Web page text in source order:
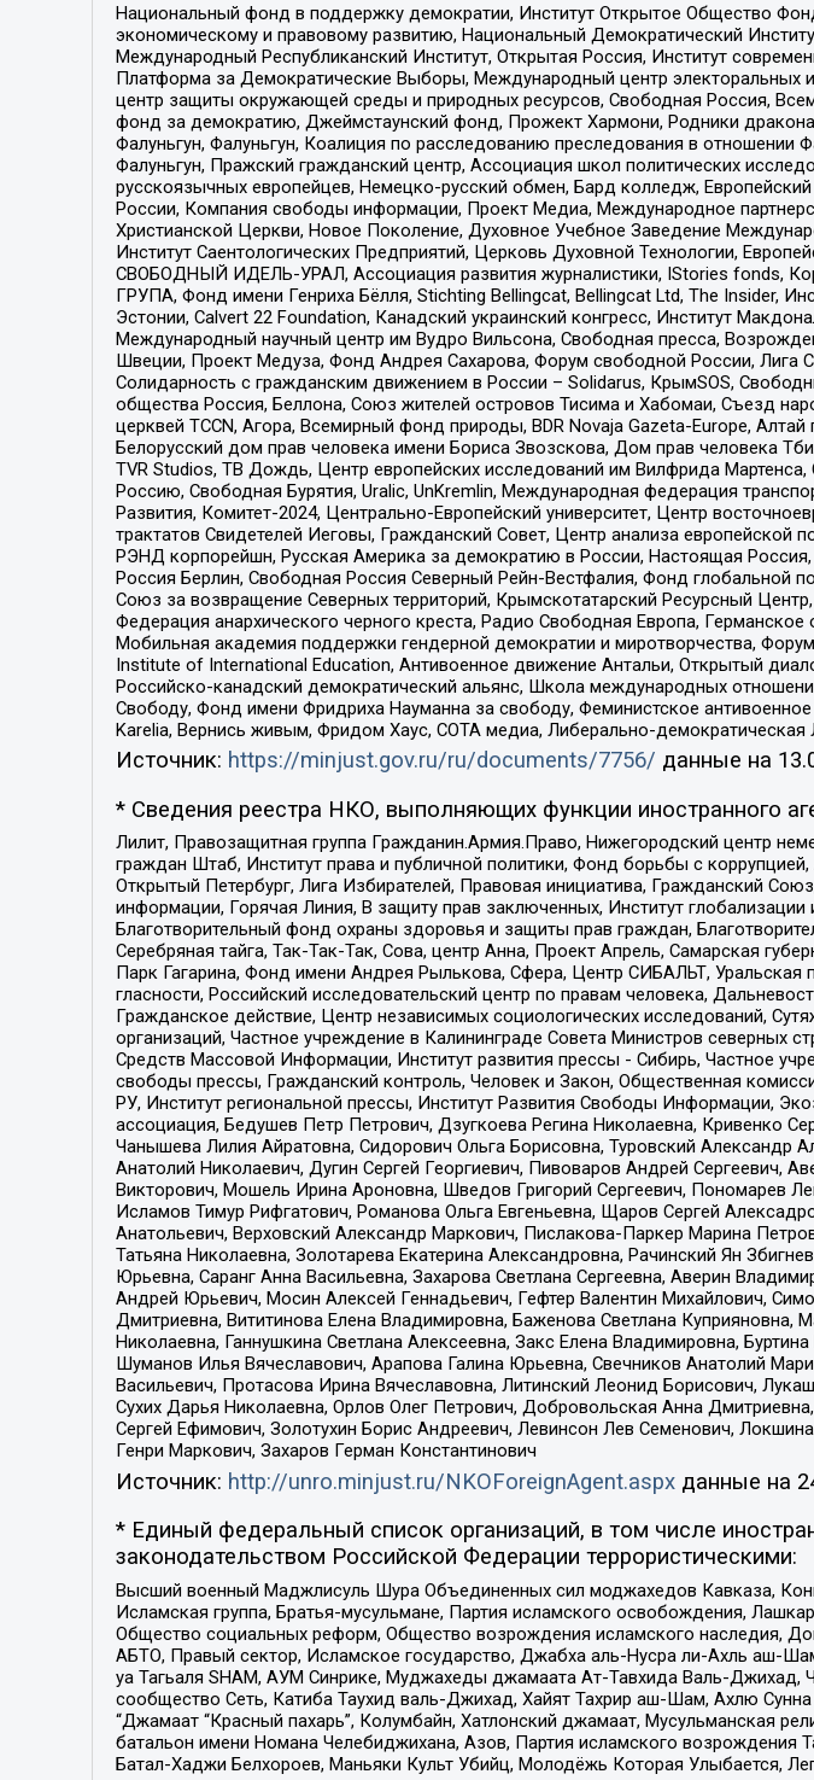
Национальный фонд в поддержку демократии, Институт Открытое Общество
экономическому и правовому развитию, Национальный Демократический
Международный Республиканский Институт, Открытая Россия, Институт
Платформа за Демократические Выборы, Международный центр
центр защиты окружающей среды и природных ресурсов, Свободная Россия,
фонд за демократию, Джеймстаунский фонд, Прожект Хармони, Родники
Фалуньгун, Фалуньгун, Коалиция по расследованию преследования в отношении
Фалуньгун, Пражский гражданский центр, Ассоциация школ политических
русскоязычных европейцев, Немецко-русский обмен, Бард колледж,
России, Компания свободы информации, Проект Медиа, Международное
Христианской Церкви, Новое Поколение, Духовное Учебное Заведение
Институт Саентологических Предприятий, Церковь Духовной Технологии,
СВОБОДНЫЙ ИДЕЛЬ-УРАЛ, Ассоциация развития журналистики, IStories fonds,
ГРУПА, Фонд имени Генриха Бёлля, Stichting Bellingcat, Bellingcat Ltd, The Insider,
Эстонии, Calvert 22 Foundation, Канадский украинский конгресс, Институт
Международный научный центр им Вудро Вильсона, Свободная пресса,
Швеции, Проект Медуза, Фонд Андрея Сахарова, Форум свободной России,
Солидарность с гражданским движением в России – Solidarus, КрымSOS,
общества Россия, Беллона, Союз жителей островов Тисима и Хабомаи, Съезд
церквей TCCN, Агора, Всемирный фонд природы, BDR Novaja Gazeta-Europe,
Белорусский дом прав человека имени Бориса Звозскова, Дом прав человека
TVR Studios, ТВ Дождь, Центр европейских исследований им Вилфрида
Россию, Свободная Бурятия, Uralic, UnKremlin, Международная федерация
Развития, Комитет-2024, Центрально-Европейский университет, Центр
трактатов Свидетелей Иеговы, Гражданский Совет, Центр анализа европейской
РЭНД корпорейшн, Русская Америка за демократию в России, Настоящая
Россия Берлин, Свободная Россия Северный Рейн-Вестфалия, Фонд глобальной
Союз за возвращение Северных территорий, Крымскотатарский Ресурсный
Федерация анархического черного креста, Радио Свободная Европа,
Мобильная академия поддержки гендерной демократии и миротворчества,
Institute of International Education, Антивоенное движение Антальи, Открытый
Российско-канадский демократический альянс, Школа международных
Свободу, Фонд имени Фридриха Науманна за свободу, Феминистское
Karelia, Вернись живым, Фридом Хаус, СОТА медиа, Либерально-демократическая
Источник: https://minjust.gov.ru/ru/documents/7756/ данные на
* Сведения реестра НКО, выполняющих функции иностранного
Лилит, Правозащитная группа Гражданин.Армия.Право, Нижегородский центр
граждан Штаб, Институт права и публичной политики, Фонд борьбы с
Открытый Петербург, Лига Избирателей, Правовая инициатива, Гражданский
информации, Горячая Линия, В защиту прав заключенных, Институт
Благотворительный фонд охраны здоровья и защиты прав граждан,
Серебряная тайга, Так-Так-Так, Сова, центр Анна, Проект Апрель, Самарская
Парк Гагарина, Фонд имени Андрея Рылькова, Сфера, Центр СИБАЛЬТ,
гласности, Российский исследовательский центр по правам человека,
Гражданское действие, Центр независимых социологических исследований,
организаций, Частное учреждение в Калининграде Совета Министров северных
Средств Массовой Информации, Институт развития прессы - Сибирь, Частное
свободы прессы, Гражданский контроль, Человек и Закон, Общественная
РУ, Институт региональной прессы, Институт Развития Свободы Информации,
ассоциация, Бедушев Петр Петрович, Дзугкоева Регина Николаевна, Кривенко
Чанышева Лилия Айратовна, Сидорович Ольга Борисовна, Туровский Александр
Анатолий Николаевич, Дугин Сергей Георгиевич, Пивоваров Андрей Сергеевич,
Викторович, Мошель Ирина Ароновна, Шведов Григорий Сергеевич, Пономарев
Исламов Тимур Рифгатович, Романова Ольга Евгеньевна, Щаров Сергей
Анатольевич, Верховский Александр Маркович, Пислакова-Паркер Марина
Татьяна Николаевна, Золотарева Екатерина Александровна, Рачинский Ян
Юрьевна, Саранг Анна Васильевна, Захарова Светлана Сергеевна, Аверин
Андрей Юрьевич, Мосин Алексей Геннадьевич, Гефтер Валентин Михайлович,
Дмитриевна, Вититинова Елена Владимировна, Баженова Светлана Куприяновна,
Николаевна, Ганнушкина Светлана Алексеевна, Закс Елена Владимировна,
Шуманов Илья Вячеславович, Арапова Галина Юрьевна, Свечников Анатолий
Васильевич, Протасова Ирина Вячеславовна, Литинский Леонид Борисович,
Сухих Дарья Николаевна, Орлов Олег Петрович, Добровольская Анна
Сергей Ефимович, Золотухин Борис Андреевич, Левинсон Лев Семенович,
Генри Маркович, Захаров Герман Константинович
Источник: http://unro.minjust.ru/NKOForeignAgent.aspxданные на
* Единый федеральный список организаций, в том числе
законодательством Российской Федерации террористическими:
Высший военный Маджлисуль Шура Объединенных сил моджахедов Кавказа,
Исламская группа, Братья-мусульмане, Партия исламского освобождения,
Общество социальных реформ, Общество возрождения исламского наследия,
АБТО, Правый сектор, Исламское государство, Джабха аль-Нусра ли-Ахль аш-
уа Тагьаля SHAM, АУМ Синрике, Муджахеды джамаата Ат-Тавхида Валь-Джихад,
сообщество Сеть, Катиба Таухид валь-Джихад, Хайят Тахрир аш-Шам, Ахлю
“Джамаат “Красный пахарь”, Колумбайн, Хатлонский джамаат, Мусульманская
батальон имени Номана Челебиджихана, Азов, Партия исламского
Батал-Хаджи Белхороев, Маньяки Культ Убийц, Молодёжь Которая Улыбается,